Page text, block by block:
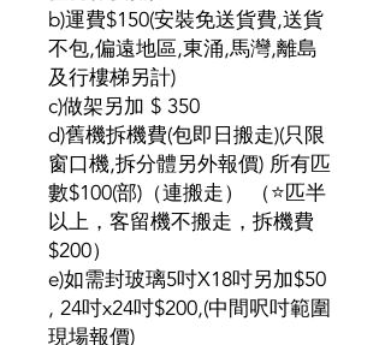
b)運費$150(安裝免送貨費,送貨
不包,偏遠地區,東涌,馬灣,離島
及行樓梯另計)
c)做架另加 $ 350
d)舊機拆機費(包即日搬走)(只限
窗口機,拆分體另外報價) 所有匹
數$100(部)（連搬走） （⭐匹半
以上，客留機不搬走，拆機費
$200）
e)如需封玻璃5吋X18吋另加$50
, 24吋x24吋$200,(中間呎吋範圍
現場報價)